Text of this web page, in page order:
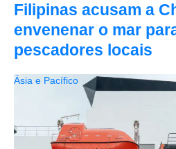
Filipinas acusam a
envenenar o mar
pescadores locais
Ásia e Pacífico